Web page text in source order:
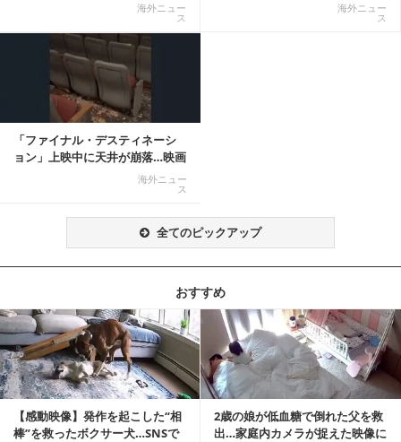
海外ニュー
ス
海外ニュー
ス
「ファイナル・デスティネーシ
ョン」上映中に天井が崩落…映画
海外ニュー
ス
全てのピックアップ
おすすめ
【感動映像】発作を起こした“相
棒”を救ったボクサー犬…SNSで
2歳の娘が低血糖で倒れた父を救
出…家庭内カメラが捉えた映像に
記事を読む